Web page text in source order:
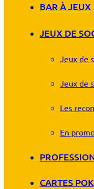
BAR À JEUX
JEUX DE
Jeux de
Jeux de
Les
En
CARTES